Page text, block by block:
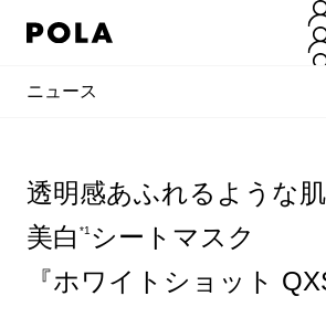
ニュース
透明感あふれるような
美白 *1 シートマスク
『ホワイトショット